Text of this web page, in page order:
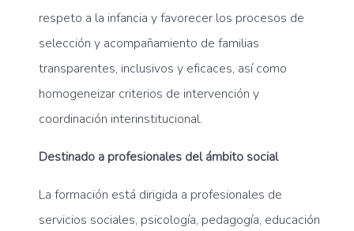
respeto a la infancia y favorecer los procesos de
selección y acompañamiento de familias
transparentes, inclusivos y eficaces, así como
homogeneizar criterios de intervención y
coordinación interinstitucional.
Destinado a profesionales del ámbito social
La formación está dirigida a profesionales de
servicios sociales, psicología, pedagogía, educación